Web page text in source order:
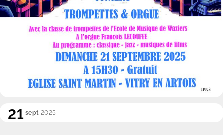
21 sept 2025